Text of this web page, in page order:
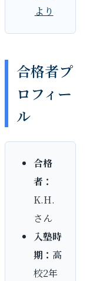
より
合格者プ
ロフィー
ル
合格
者：
K.H.
さん
入塾時
期： 高
校2年